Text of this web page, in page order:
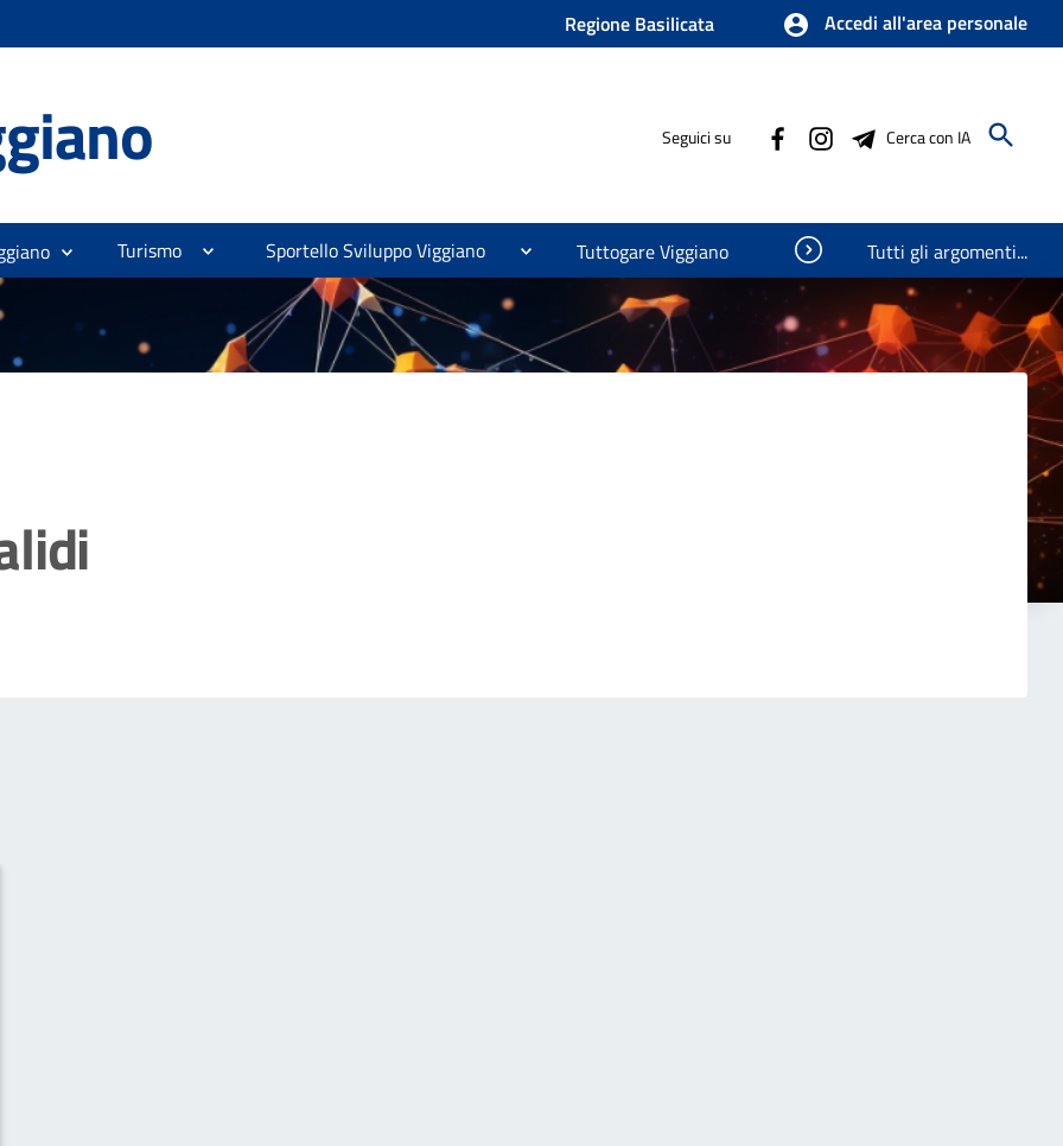
Regione Basilicata Accedi all'area personale
Seguici su Cerca con IA
Turismo Sportello Sviluppo Viggiano Tuttogare Viggiano Visualizza oggetti nascosti
Tutti gli argomenti...